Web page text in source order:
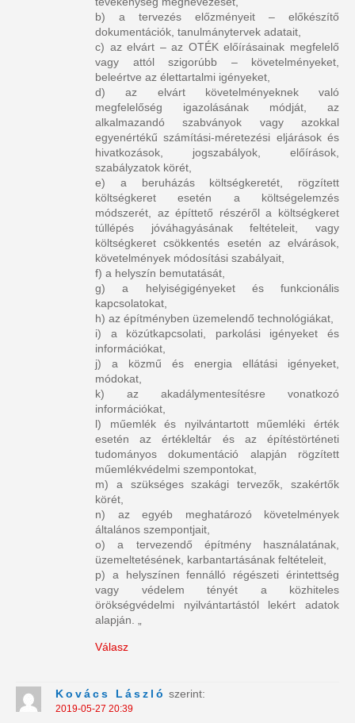
b) a tervezés előzményeit – előkészítő
dokumentációk, tanulmánytervek adatait,
c) az elvárt – az OTÉK előírásainak megfelelő
vagy attól szigorúbb – követelményeket,
beleértve az élettartalmi igényeket,
d) az elvárt követelményeknek való
megfelelőség igazolásának módját, az
alkalmazandó szabványok vagy azokkal
egyenértékű számítási-méretezési eljárások és
hivatkozások, jogszabályok, előírások,
szabályzatok körét,
e) a beruházás költségkeretét, rögzített
költségkeret esetén a költségelemzés
módszerét, az építtető részéről a költségkeret
túllépés jóváhagyásának feltételeit, vagy
költségkeret csökkentés esetén az elvárások,
követelmények módosítási szabályait,
f) a helyszín bemutatását,
g) a helyiségigényeket és funkcionális
kapcsolatokat,
h) az építményben üzemelendő technológiákat,
i) a közútkapcsolati, parkolási igényeket és
információkat,
j) a közmű és energia ellátási igényeket,
módokat,
k) az akadálymentesítésre vonatkozó
információkat,
l) műemlék és nyilvántartott műemléki érték
esetén az értékleltár és az építéstörténeti
tudományos dokumentáció alapján rögzített
műemlékvédelmi szempontokat,
m) a szükséges szakági tervezők, szakértők
körét,
n) az egyéb meghatározó követelmények
általános szempontjait,
o) a tervezendő építmény használatának,
üzemeltetésének, karbantartásának feltételeit,
p) a helyszínen fennálló régészeti érintettség
vagy védelem tényét a közhiteles
örökségvédelmi nyilvántartástól lekért adatok
alapján. „
Válasz
Kovács László szerint:
2019-05-27 20:39